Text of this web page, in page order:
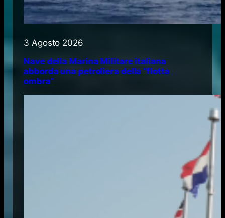
3 Agosto 2026
Nave della Marina Militare italiana
abborda una petroliera della “flotta
ombra”